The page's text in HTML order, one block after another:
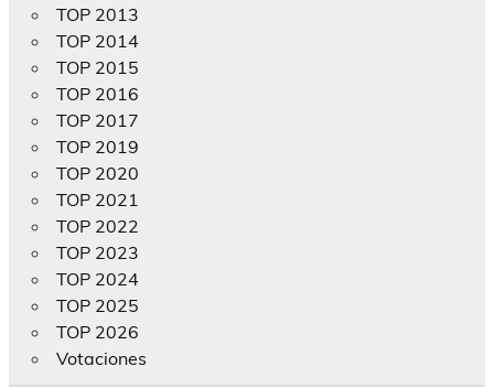
TOP 2013
TOP 2014
TOP 2015
TOP 2016
TOP 2017
TOP 2019
TOP 2020
TOP 2021
TOP 2022
TOP 2023
TOP 2024
TOP 2025
TOP 2026
Votaciones